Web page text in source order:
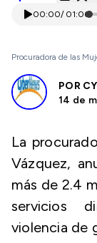
00:00/ 01:06
Procuradora de las
POR
14 de
La
Vázquez,
más de 2.4
servicios
violencia de